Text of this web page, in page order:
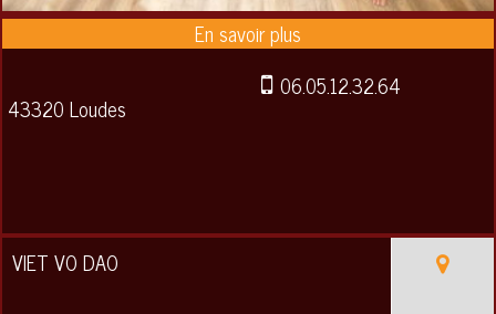
43320 Loudes
06.05.12.32.64
VIET VO DAO